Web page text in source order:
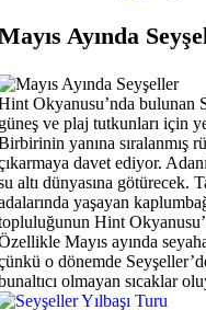
Ayında
Okyanusu’nda bulunan
ve plaj tutkunları için
yanına sıralanmış
davet ediyor.
altı dünyasına götürecek.
yaşayan
Hint
Mayıs ayında
o dönemde
olmayan sıcaklar